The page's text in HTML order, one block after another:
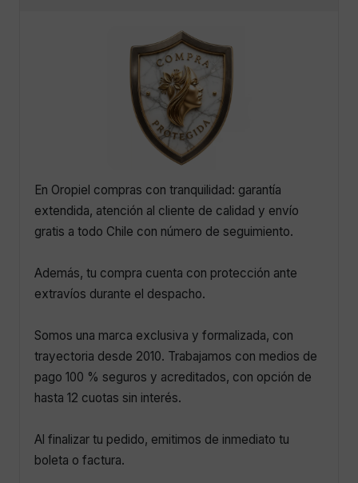
En Oropiel compras con tranquilidad: garantía
extendida, atención al cliente de calidad y envío
gratis a todo Chile con número de seguimiento.
Además, tu compra cuenta con protección ante
extravíos durante el despacho.
Somos una marca exclusiva y formalizada, con
trayectoria desde 2010. Trabajamos con medios de
pago 100 % seguros y acreditados, con opción de
hasta 12 cuotas sin interés.
Al finalizar tu pedido, emitimos de inmediato tu
boleta o factura.